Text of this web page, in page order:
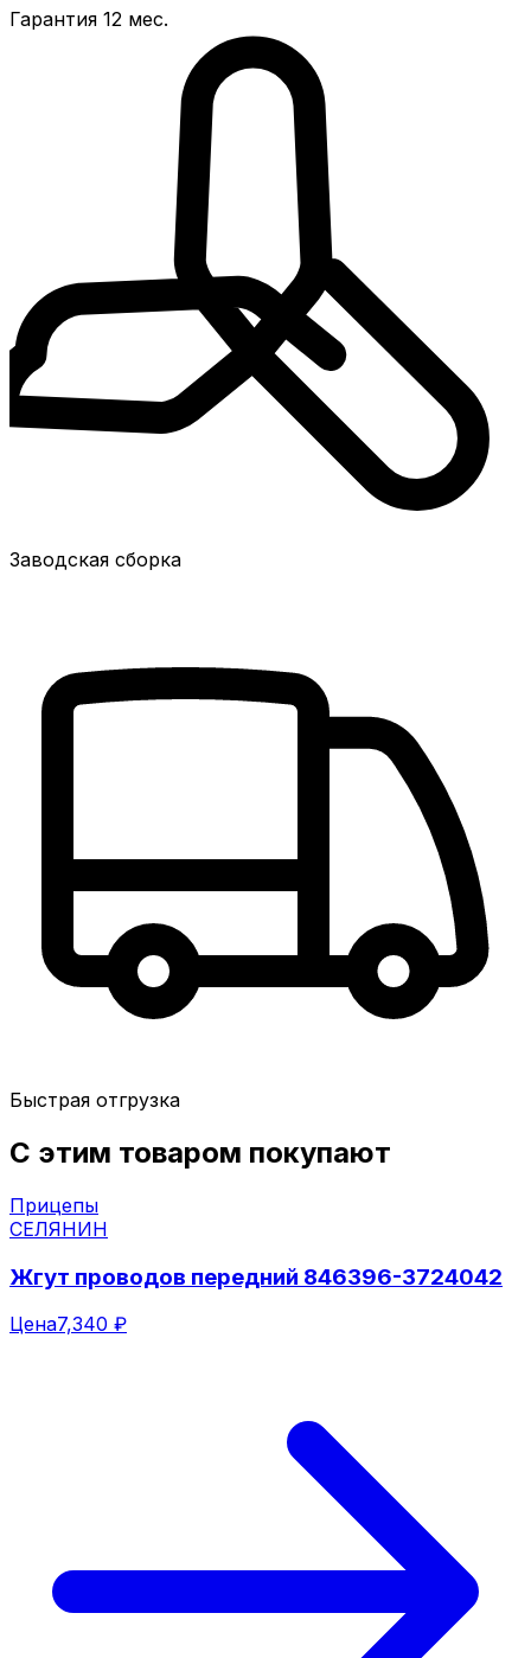
Гарантия 12 мес.
Заводская сборка
Быстрая отгрузка
С этим товаром покупают
Прицепы
СЕЛЯНИН
Жгут проводов передний 846396-3724042
Цена7,340 ₽